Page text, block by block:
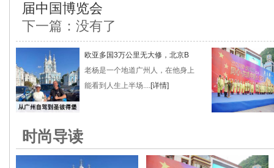
届中国博览会
下一篇：没有了
欧亚多国3万公里无大修，北京B
老杨是一个地道广州人，在他身上
能看到人生上半场....[详情]
时尚导读